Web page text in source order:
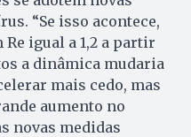
“Se isso acontece,
igual a 1,2 a partir
a dinâmica mudaria
mais cedo, mas
aumento no
novas medidas